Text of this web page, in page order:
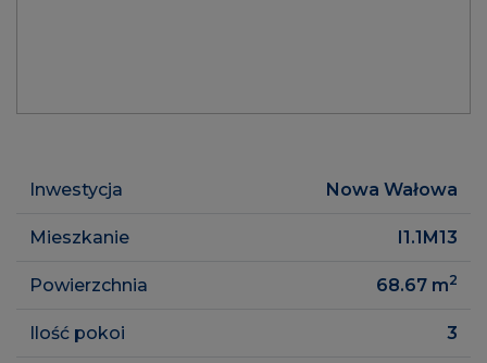
Inwestycja Nowa Wałowa
Mieszkanie I1.1M13
Powierzchnia 68.67 m2
Ilość pokoi 3